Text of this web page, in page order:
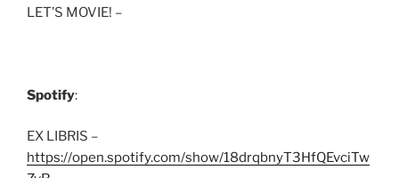
LET’S MOVIE! –
Spotify:
EX LIBRIS –
https://open.spotify.com/show/18drqbnyT3HfQEvciTw